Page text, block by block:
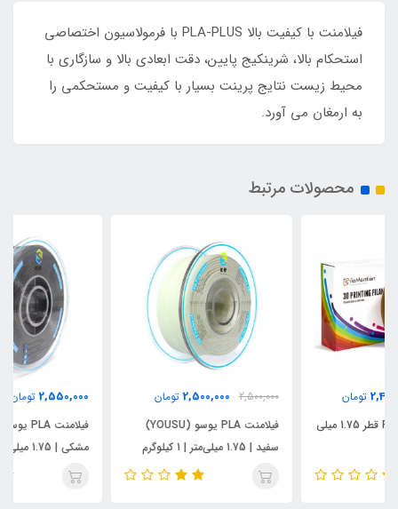
فیلامنت با کیفیت بالا PLA-PLUS با فرمولاسیون اختصاصی
استحکام بالا، شرینکیج پایین، دقت ابعادی بالا و سازگاری با
محیط زیست نتایج پرینت بسیار با کیفیت و مستحکمی را
به ارمغان می آورد.
محصولات مرتبط
2,500,000
2,500,000 تومان
فیلامنت PLA یوسو (YOUSU)
2,550,000
فیلامنت PLA یوسو (YOUSU)
مشکی | 1.75 میلی‌متر | 1 کیلوگرم